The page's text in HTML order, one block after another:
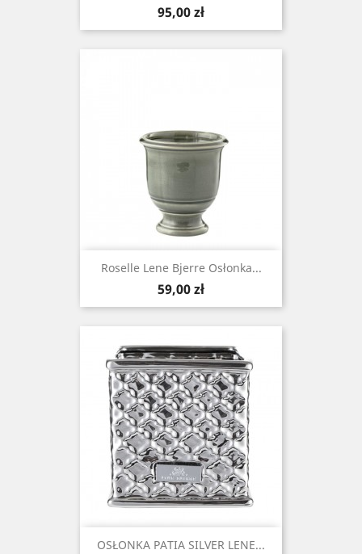
Cena
95,00 zł
Roselle Lene Bjerre Osłonka...
Cena
59,00 zł
OSŁONKA PATIA SILVER LENE...